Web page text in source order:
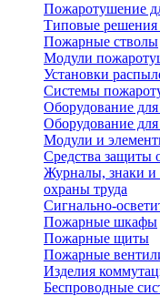
Пожаротушение
Типовые
Пожарные стволы
Модули
Установки
Системы
Оборудование
Оборудование
Модули и
Средства защиты
Журналы, знаки и
охраны труда
Сигнально-
Пожарные шкафы
Пожарные щиты
Пожарные
Изделия
Беспроводные